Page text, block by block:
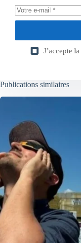
J’accepte la
Publications similaires